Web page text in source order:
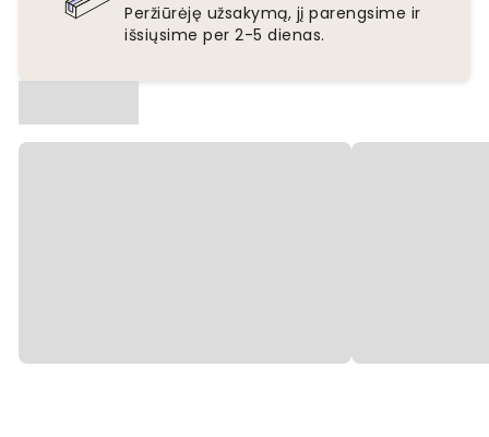
Peržiūrėję užsakymą, jį parengsime ir
išsiųsime per 2-5 dienas.